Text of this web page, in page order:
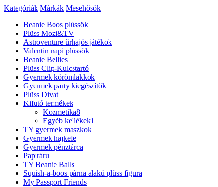
Kategóriák Márkák Mesehősök
Beanie Boos plüssök
Plüss Mozi&TV
Astroventure űrhajós játékok
Valentin napi plüssök
Beanie Bellies
Plüss Clip-Kulcstartó
Gyermek körömlakkok
Gyermek party kiegészítők
Plüss Divat
Kifutó termékek
Kozmetika8
Egyéb kellékek1
TY gyermek maszkok
Gyermek hajkefe
Gyermek pénztárca
Papíráru
TY Beanie Balls
Squish-a-boos párna alakú plüss figura
My Passport Friends